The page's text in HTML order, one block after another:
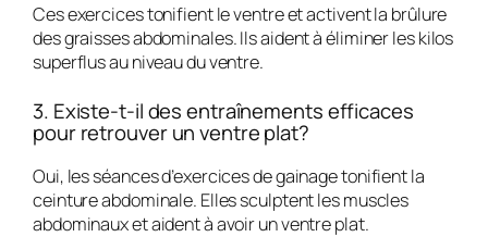
Ces exercices tonifient le ventre et activent la brûlure
des graisses abdominales. Ils aident à éliminer les kilos
superflus au niveau du ventre.
3. Existe-t-il des entraînements efficaces
pour retrouver un ventre plat?
Oui, les séances d’exercices de gainage tonifient la
ceinture abdominale. Elles sculptent les muscles
abdominaux et aident à avoir un ventre plat.